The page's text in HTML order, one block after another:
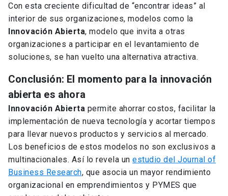
Con esta creciente dificultad de “encontrar ideas” al
interior de sus organizaciones, modelos como la
Innovación Abierta, modelo que invita a otras
organizaciones a participar en el levantamiento de
soluciones, se han vuelto una alternativa atractiva.
Conclusión: El momento para la innovación
abierta es ahora
Innovación Abierta permite ahorrar costos, facilitar la
implementación de nueva tecnología y acortar tiempos
para llevar nuevos productos y servicios al mercado.
Los beneficios de estos modelos no son exclusivos a
multinacionales. Así lo revela un estudio del Journal of
Business Research, que asocia un mayor rendimiento
organizacional en emprendimientos y PYMES que